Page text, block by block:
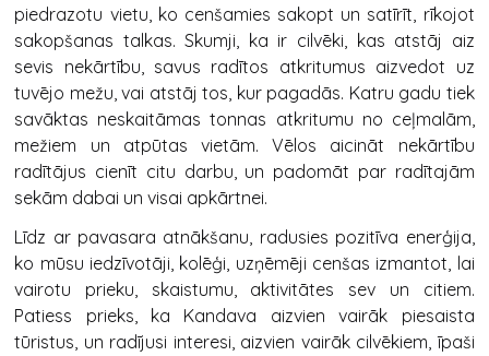
piedrazotu vietu, ko cenšamies sakopt un satīrīt, rīkojot
sakopšanas talkas. Skumji, ka ir cilvēki, kas atstāj aiz
sevis nekārtību, savus radītos atkritumus aizvedot uz
tuvējo mežu, vai atstāj tos, kur pagadās. Katru gadu tiek
savāktas neskaitāmas tonnas atkritumu no ceļmalām,
mežiem un atpūtas vietām. Vēlos aicināt nekārtību
radītājus cienīt citu darbu, un padomāt par radītajām
sekām dabai un visai apkārtnei.
Līdz ar pavasara atnākšanu, radusies pozitīva enerģija,
ko mūsu iedzīvotāji, kolēģi, uzņēmēji cenšas izmantot, lai
vairotu prieku, skaistumu, aktivitātes sev un citiem.
Patiess prieks, ka Kandava aizvien vairāk piesaista
tūristus, un radījusi interesi, aizvien vairāk cilvēkiem, īpaši